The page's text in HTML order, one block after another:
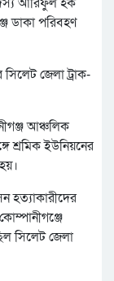
ডাকা পরিবহণ
জেলা ট্রাক-
আঞ্চলিক
শ্রমিক ইউনিয়নের
হত্যাকারীদের
সিলেট জেলা